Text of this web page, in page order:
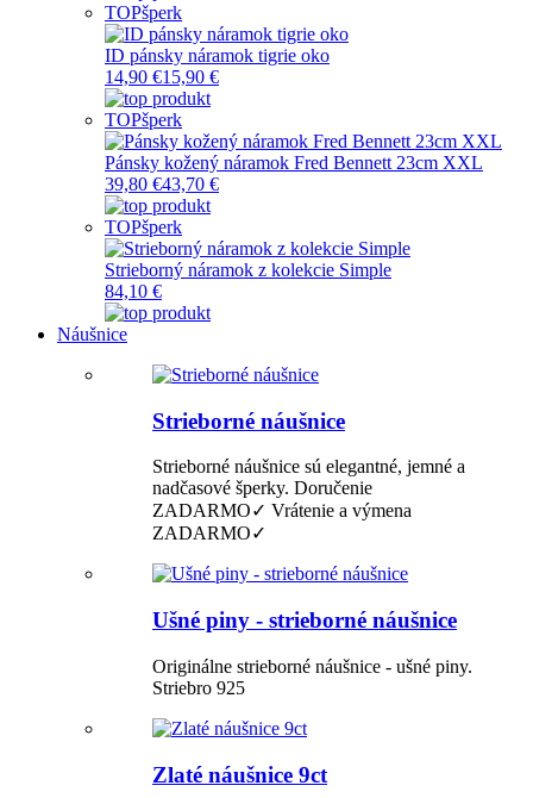
TOPšperk
ID pánsky náramok tigrie oko
14,90 €15,90 €
TOPšperk
Pánsky kožený náramok Fred Bennett 23cm XXL
39,80 €43,70 €
TOPšperk
Strieborný náramok z kolekcie Simple
84,10 €
Náušnice
Strieborné náušnice
Strieborné náušnice sú elegantné, jemné a
nadčasové šperky. Doručenie
ZADARMO✓ Vrátenie a výmena
ZADARMO✓
Ušné piny - strieborné náušnice
Originálne strieborné náušnice - ušné piny.
Striebro 925
Zlaté náušnice 9ct